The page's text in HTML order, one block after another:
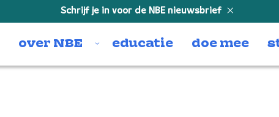
Schrijf je in voor de NBE nieuwsbrief
over NBE educatie doe mee